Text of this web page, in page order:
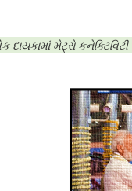
દાયકામાં મેટ્રો